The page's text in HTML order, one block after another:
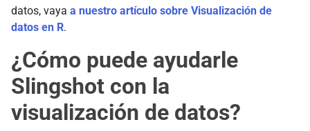
datos, vaya a nuestro artículo sobre Visualización de
datos en R.
¿Cómo puede ayudarle
Slingshot con la
visualización de datos?